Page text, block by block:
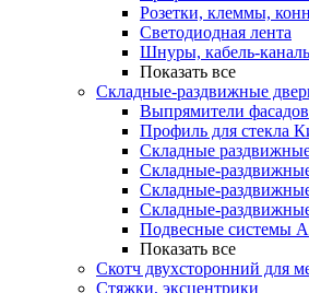
Розетки, клеммы,
Светодиодная лента
Шнуры, кабель-
Показать все
Складные-раздвижные
Выпрямители фасадов
Профиль для стекла
Складные
Складные-
Складные-
Складные-
Подвесные системы
Показать все
Скотч двухсторонний для
Стяжки, эксцентрики